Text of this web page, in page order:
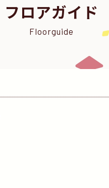
フロアガイド
Floorguide